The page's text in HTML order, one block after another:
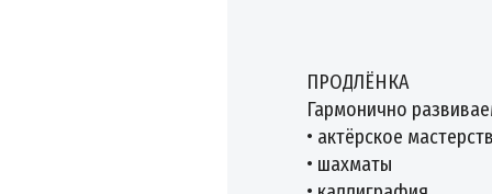
ПРОДЛЁНКА
Гармонично
• актёрское
• шахматы